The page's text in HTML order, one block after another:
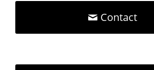
Contact